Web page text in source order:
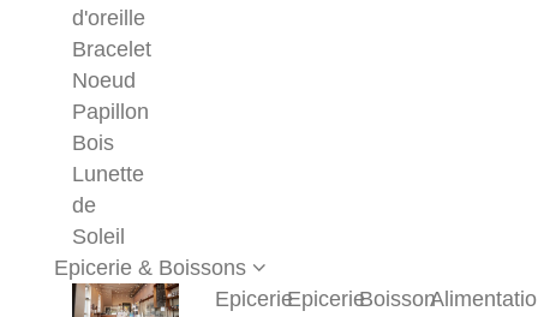
d'oreille
Bracelet
Noeud
Papillon
Bois
Lunette
de
Soleil
Epicerie & Boissons
EpicerieEpicerieBoisson